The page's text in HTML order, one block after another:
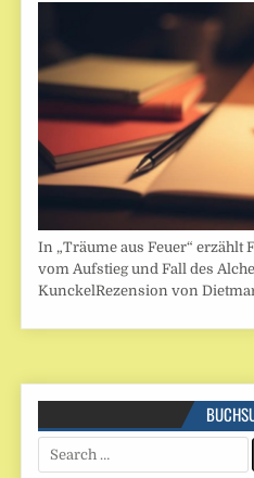
In „Träume aus Feuer“ erzählt
vom Aufstieg und Fall des
KunckelRezension von
Search
for: